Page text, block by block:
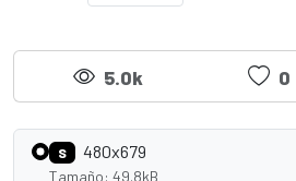
5.0k 0
S 480x679
Tamaño: 49.8kB